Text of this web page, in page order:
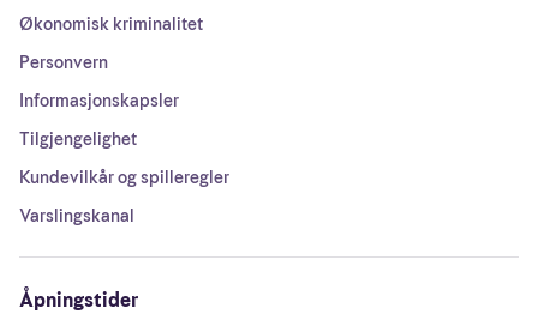
Økonomisk kriminalitet
Personvern
Informasjonskapsler
Tilgjengelighet
Kundevilkår og spilleregler
Varslingskanal
Åpningstider